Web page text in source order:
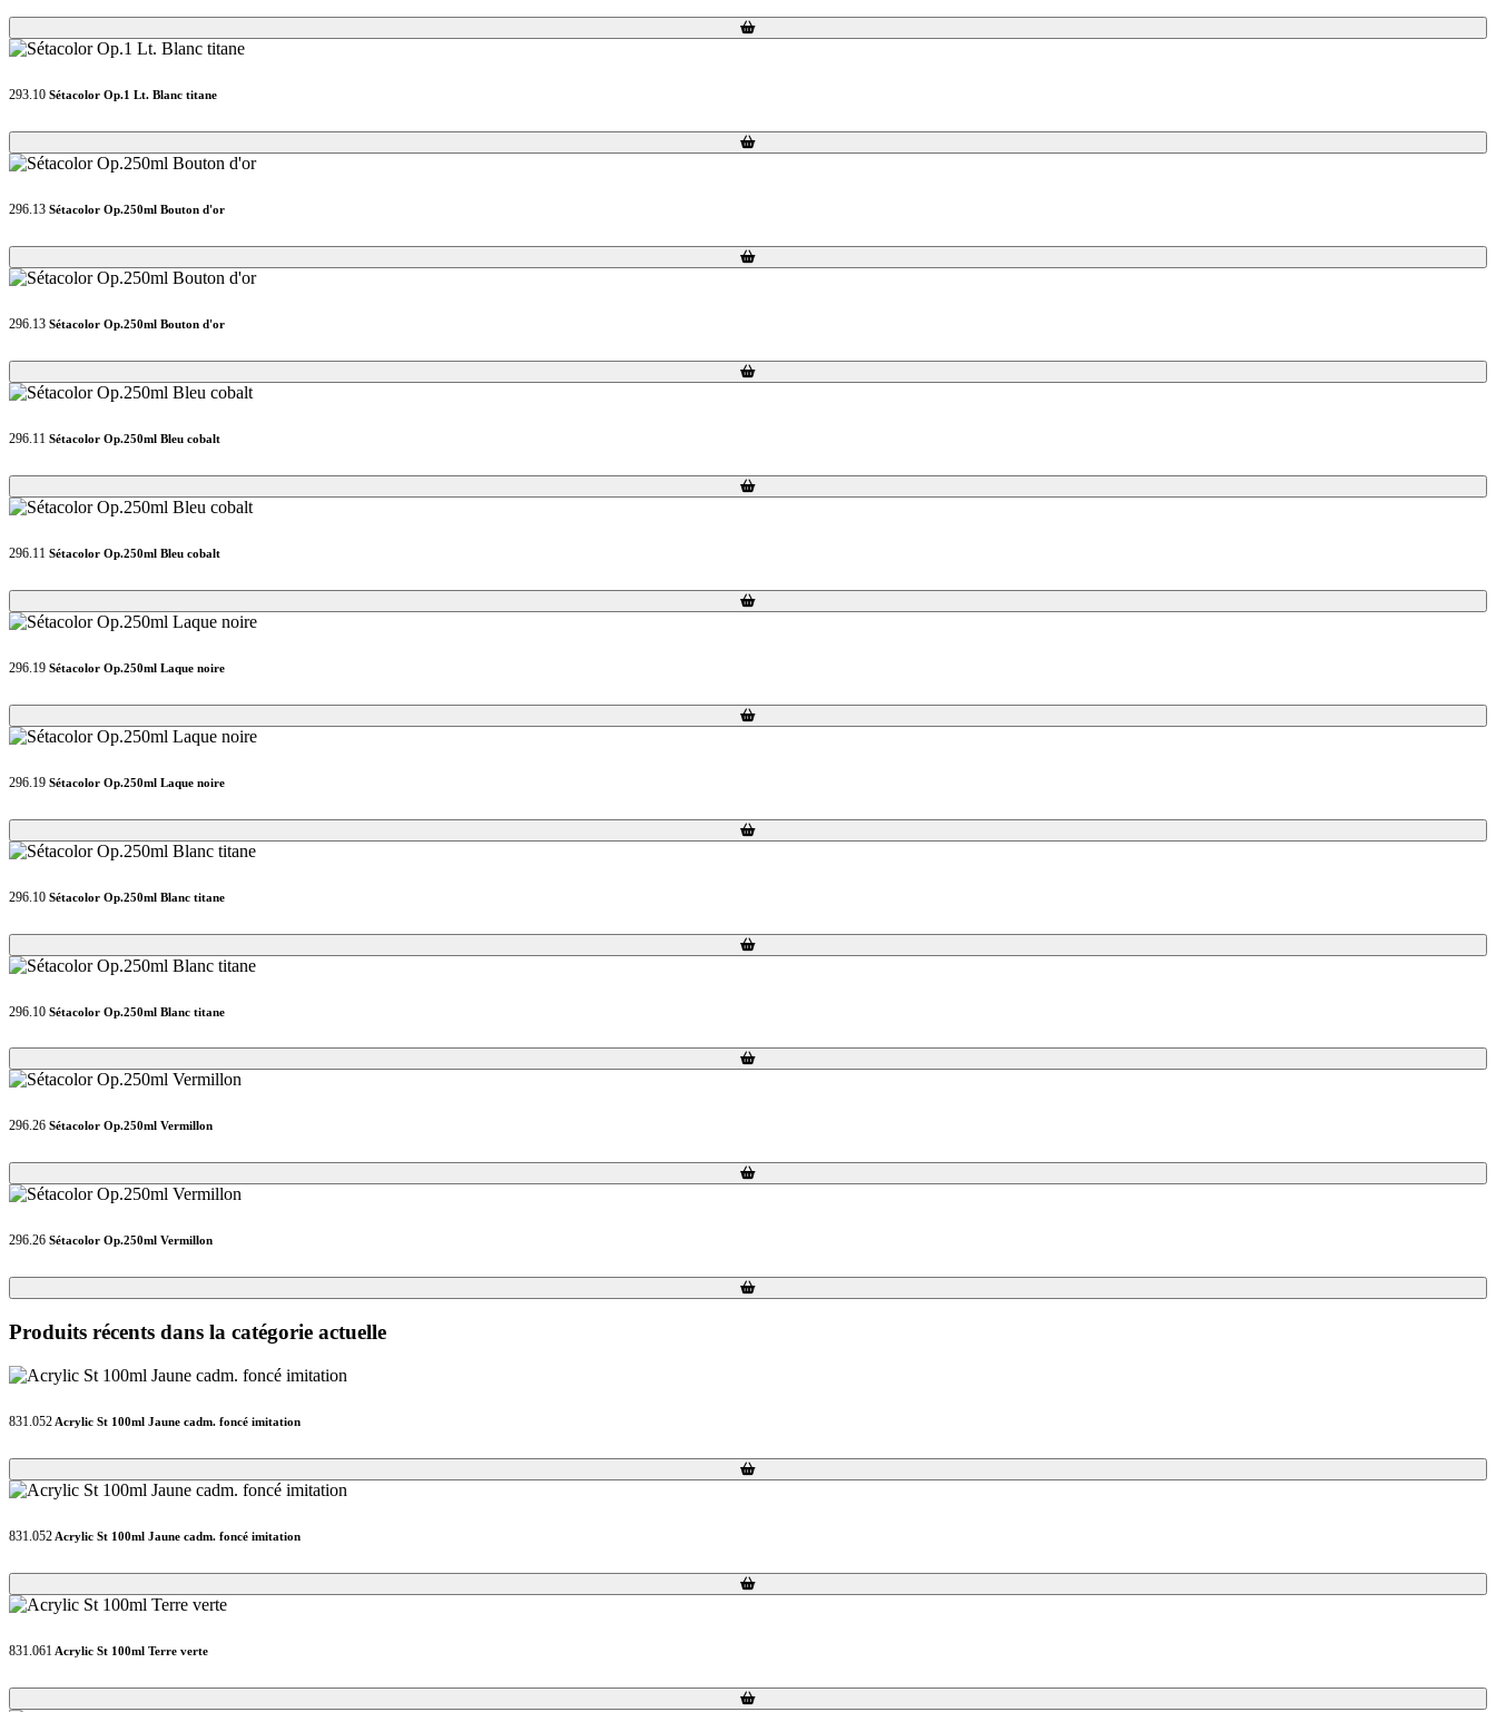
Loading...
Loading...
293.10 Sétacolor Op.1 Lt. Blanc titane
Loading...
Loading...
296.13 Sétacolor Op.250ml Bouton d'or
Loading...
Loading...
296.13 Sétacolor Op.250ml Bouton d'or
Loading...
Loading...
296.11 Sétacolor Op.250ml Bleu cobalt
Loading...
Loading...
296.11 Sétacolor Op.250ml Bleu cobalt
Loading...
Loading...
296.19 Sétacolor Op.250ml Laque noire
Loading...
Loading...
296.19 Sétacolor Op.250ml Laque noire
Loading...
Loading...
296.10 Sétacolor Op.250ml Blanc titane
Loading...
Loading...
296.10 Sétacolor Op.250ml Blanc titane
Loading...
Loading...
296.26 Sétacolor Op.250ml Vermillon
Loading...
Loading...
296.26 Sétacolor Op.250ml Vermillon
Loading...
Loading...
Produits récents dans la catégorie actuelle
831.052 Acrylic St 100ml Jaune cadm. foncé imitation
Loading...
Loading...
831.052 Acrylic St 100ml Jaune cadm. foncé imitation
Loading...
Loading...
831.061 Acrylic St 100ml Terre verte
Loading...
Loading...